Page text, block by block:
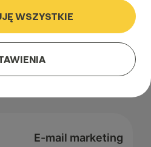
E-mail marketing
WSZYSTKIE